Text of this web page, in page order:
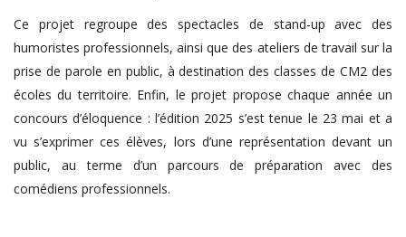
Ce projet regroupe des spectacles de stand-up avec des
humoristes professionnels, ainsi que des ateliers de travail sur la
prise de parole en public, à destination des classes de CM2 des
écoles du territoire. Enfin, le projet propose chaque année un
concours d’éloquence : l’édition 2025 s’est tenue le 23 mai et a
vu s’exprimer ces élèves, lors d’une représentation devant un
public, au terme d’un parcours de préparation avec des
comédiens professionnels.